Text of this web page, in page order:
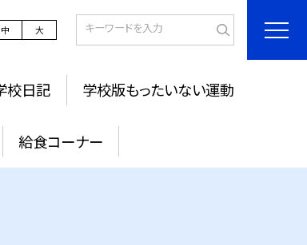
中 大
校日記 学校版もったいない運動
給食コーナー